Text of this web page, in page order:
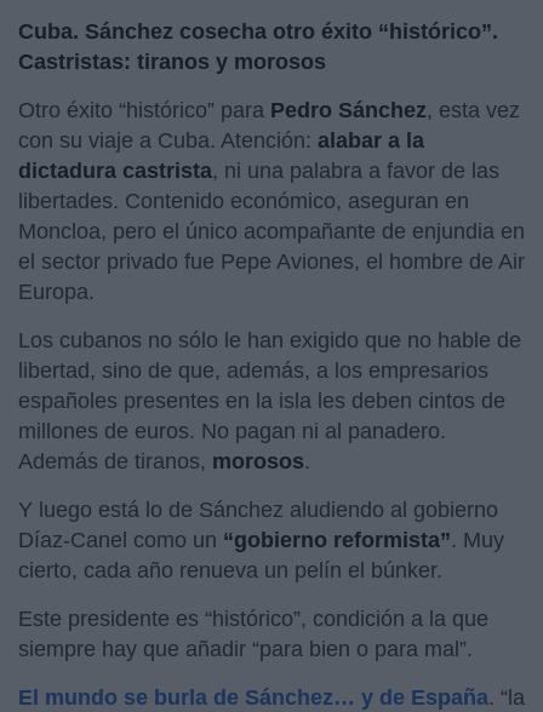
Cuba. Sánchez cosecha otro éxito “histórico”.
Castristas: tiranos y morosos
Otro éxito “histórico” para Pedro Sánchez, esta vez
con su viaje a Cuba. Atención: alabar a la
dictadura castrista, ni una palabra a favor de las
libertades. Contenido económico, aseguran en
Moncloa, pero el único acompañante de enjundia en
el sector privado fue Pepe Aviones, el hombre de Air
Europa.
Los cubanos no sólo le han exigido que no hable de
libertad, sino de que, además, a los empresarios
españoles presentes en la isla les deben cintos de
millones de euros. No pagan ni al panadero.
Además de tiranos, morosos.
Y luego está lo de Sánchez aludiendo al gobierno
Díaz-Canel como un “gobierno reformista”. Muy
cierto, cada año renueva un pelín el búnker.
Este presidente es “histórico”, condición a la que
siempre hay que añadir “para bien o para mal”.
El mundo se burla de Sánchez… y de España. “la